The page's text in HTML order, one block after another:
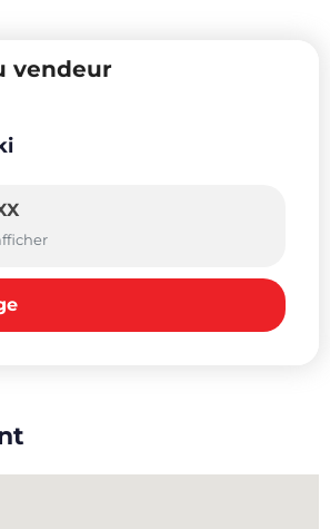
vendeur